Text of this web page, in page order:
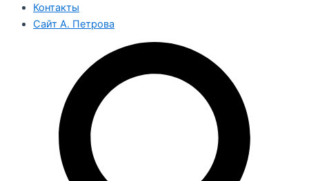
Контакты
Сайт А. Петрова